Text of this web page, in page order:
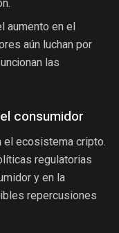
aumento en el
aún luchan por
las
consumidor
el ecosistema cripto.
regulatorias
y en la
repercusiones